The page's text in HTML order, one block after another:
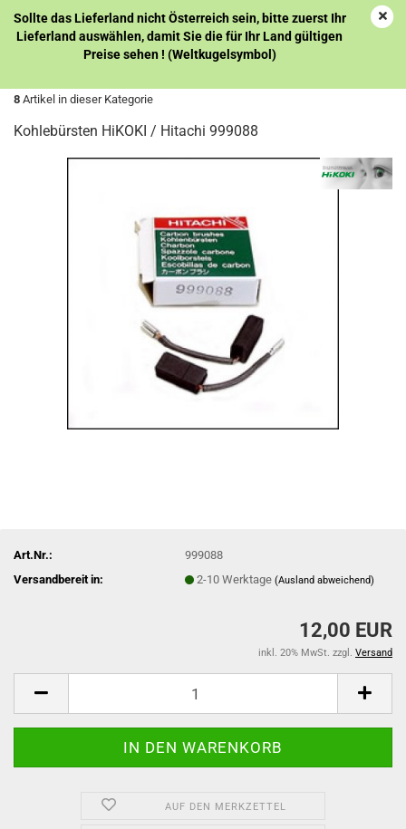
Sollte das Lieferland nicht Österreich sein, bitte zuerst Ihr
Lieferland auswählen, damit Sie die für Ihr Land gültigen
Preise sehen ! (Weltkugelsymbol)
8 Artikel in dieser Kategorie
Kohlebürsten HiKOKI / Hitachi 999088
Art.Nr.:
999088
Versandbereit in:
2-10 Werktage(Ausland abweichend)
12,00 EUR
inkl. 20% MwSt. zzgl. Versand
AUF DEN MERKZETTEL